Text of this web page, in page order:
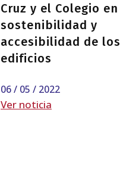
Cruz y el Colegio en
sostenibilidad y
accesibilidad de los
edificios
06 / 05 / 2022
Ver noticia